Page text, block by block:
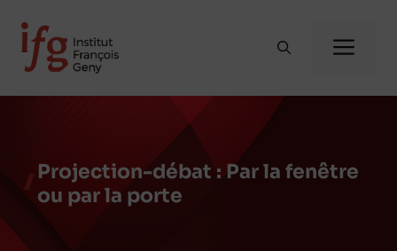
contenu
Projection-débat : Par la fenêtre
ou par la porte